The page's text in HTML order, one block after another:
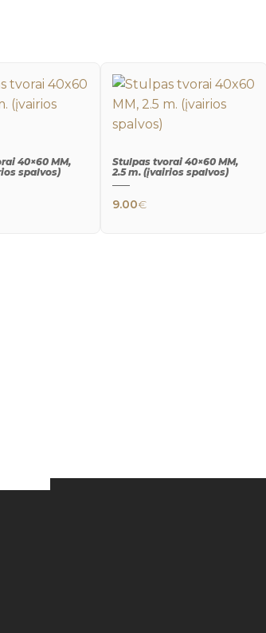
variants. The options may be chosen
This product has multiple variants.
40×60 MM,
spalvos)
This
Stulpas tvorai 40×60 MM,
2.5 m. (įvairios spalvos)
9.00€